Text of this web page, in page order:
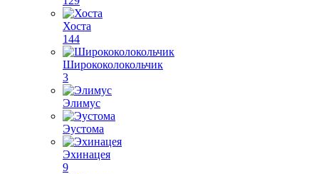
Хоста
144
Ширококолокольчик
3
Элимус
Эустома
Эхинацея
9